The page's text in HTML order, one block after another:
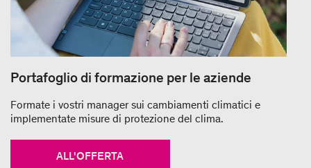
Portafoglio di formazione per le aziende
Formate i vostri manager sui cambiamenti climatici e
implementate misure di protezione del clima.
ALL'OFFERTA